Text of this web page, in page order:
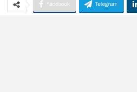
Facebook Telegram